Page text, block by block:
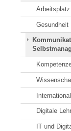
Gesundheit
Digitale
IT und